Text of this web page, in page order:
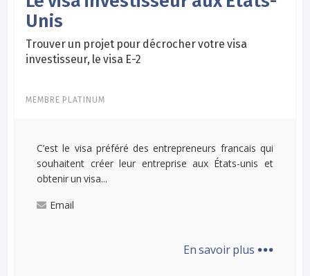
Unis
Trouver un projet pour décrocher votre visa
investisseur, le visa E-2
MEMBRE PLATINUM
C’est le visa préféré des entrepreneurs francais qui
souhaitent créer leur entreprise aux États-unis et
obtenir un visa...
Email
En savoir plus ...